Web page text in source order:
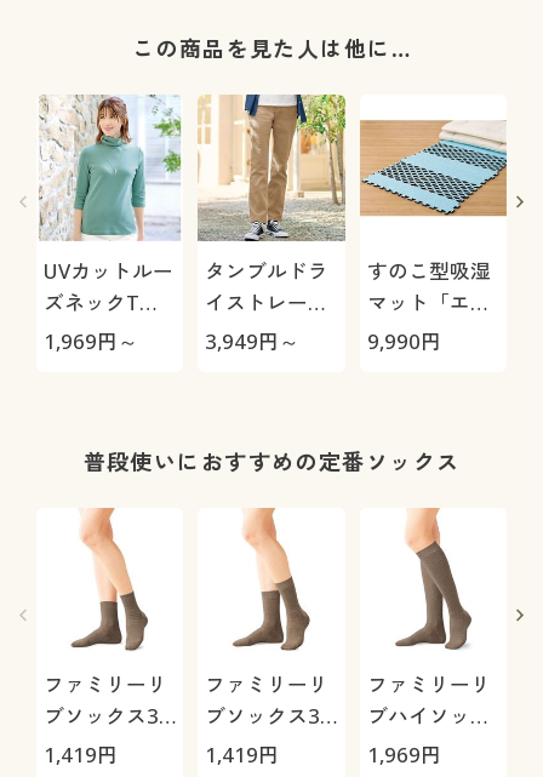
この商品を見た人は他に…
UVカットルー
ズネックTシ
ャツ(7分袖)
1,969円～
タンブルドラ
イストレート
パンツ(ストレ
カット・静電
くい)
3,949円～
すのこ型吸湿
マット「エア
ージョブ®」
9,990円
普段使いにおすすめの定番ソックス
ファミリーリ
ブソックス3
足組(カラー豊
1,419円
ファミリーリ
ブソックス3
足組(カラー豊
1,419円
ファミリーリ
ブハイソック
ス3足組(カラ
1,969円